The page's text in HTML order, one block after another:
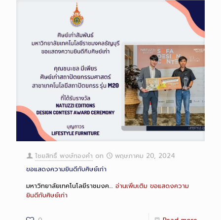
ไชยสิทธิ์ พงษ์ทองคำ on
พฤษภาคม 20, 2024
ขอแสดงความยินดีกับศิษย์เก่า
มหาวิทยาลัยเทคโนโลยีราชมงค… อ่านเพิ่มเติม ขอแสดงความ
ยินดีกับศิษย์เก่า